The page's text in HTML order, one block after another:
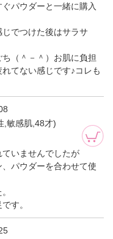
パウダーと一緒に購入
でつけた後はサラサ
（＾－＾）お肌に負担
てない感じです♪コレも
,敏感肌,48才)
いませんでしたが
パウダーを合わせて使
す。